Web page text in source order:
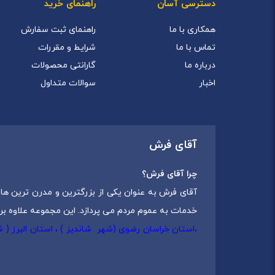
دسترسی آسان
همکاری با ما
تماس با ما
درباره ما
اخبار
راهنمای خرید
راهنمای ثبت سفارش
شرایط و مقررات
گارانتی محصولات
سوالات متداول
آقای فرش
چرا آقای فرش؟
آقای فرش به عنوان یکی از بزرگترین و مدرن ترین
خدمات به عموم مردم می پردازد. این مجموعه علاوه بر
،استان خراسان رضوی (شهر شاندیز ) ، استان